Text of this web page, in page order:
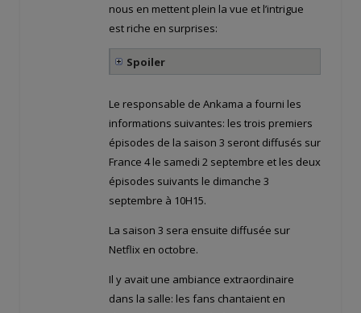
nous en mettent plein la vue et l’intrigue
est riche en surprises:
Spoiler
Le responsable de Ankama a fourni les
informations suivantes: les trois premiers
épisodes de la saison 3 seront diffusés sur
France 4 le samedi 2 septembre et les deux
épisodes suivants le dimanche 3
septembre à 10H15.
La saison 3 sera ensuite diffusée sur
Netflix en octobre.
Il y avait une ambiance extraordinaire
dans la salle: les fans chantaient en